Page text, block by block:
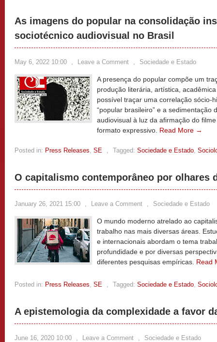
As imagens do popular na consolidação
sociotécnico audiovisual no Brasil
May 6, 2022 10:00 , Leave a Comment , Sociedade e Estado
A presença do popular compõe um
produção literária, artística,
possível traçar uma correlação sócio-
“popular brasileiro” e a sedimentação
audiovisual à luz da afirmação do
formato expressivo. Read More →
Posted in: Press Releases, SE , Tagged: Sociedade e Estado,
O capitalismo contemporâneo por olhares
January 26, 2021 15:00 , Leave a Comment , Sociedade e Estado
O mundo moderno atrelado ao
trabalho nas mais diversas áreas.
e internacionais abordam o tema
profundidade e por diversas
diferentes pesquisas empíricas. Read
Posted in: Press Releases, SE , Tagged: Sociedade e Estado,
A epistemologia da complexidade a favor
June 16, 2020 10:00 , Leave a Comment , Sociedade e Estado